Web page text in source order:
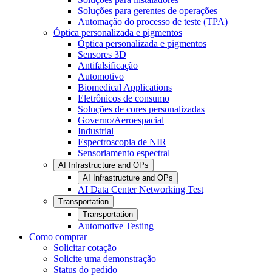
Soluções para gerentes de operações
Automação do processo de teste (TPA)
Óptica personalizada e pigmentos
Óptica personalizada e pigmentos
Sensores 3D
Antifalsificação
Automotivo
Biomedical Applications
Eletrônicos de consumo
Soluções de cores personalizadas
Governo/Aeroespacial
Industrial
Espectroscopia de NIR
Sensoriamento espectral
AI Infrastructure and OPs
AI Infrastructure and OPs
AI Data Center Networking Test
Transportation
Transportation
Automotive Testing
Como comprar
Solicitar cotação
Solicite uma demonstração
Status do pedido